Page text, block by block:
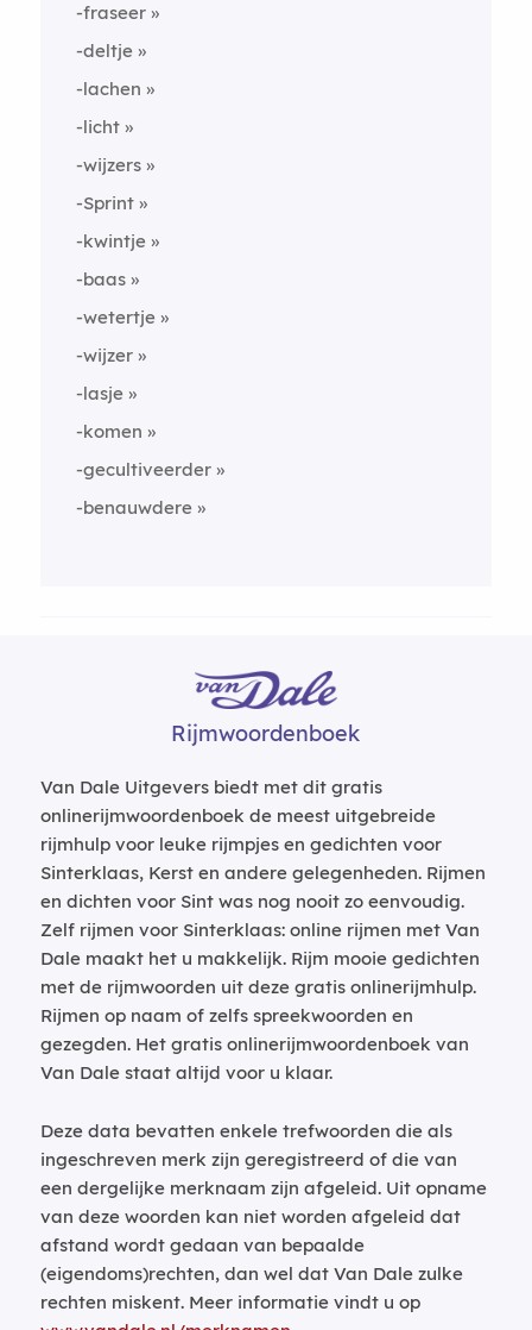
-fraseer
-deltje
-lachen
-licht
-wijzers
-Sprint
-kwintje
-baas
-wetertje
-wijzer
-lasje
-komen
-gecultiveerder
-benauwdere
Rijmwoordenboek
Van Dale Uitgevers biedt met dit gratis
onlinerijmwoordenboek de meest uitgebreide
rijmhulp voor leuke rijmpjes en gedichten voor
Sinterklaas, Kerst en andere gelegenheden. Rijmen
en dichten voor Sint was nog nooit zo eenvoudig.
Zelf rijmen voor Sinterklaas: online rijmen met Van
Dale maakt het u makkelijk. Rijm mooie gedichten
met de rijmwoorden uit deze gratis onlinerijmhulp.
Rijmen op naam of zelfs spreekwoorden en
gezegden. Het gratis onlinerijmwoordenboek van
Van Dale staat altijd voor u klaar.
Deze data bevatten enkele trefwoorden die als
ingeschreven merk zijn geregistreerd of die van
een dergelijke merknaam zijn afgeleid. Uit opname
van deze woorden kan niet worden afgeleid dat
afstand wordt gedaan van bepaalde
(eigendoms)rechten, dan wel dat Van Dale zulke
rechten miskent. Meer informatie vindt u op